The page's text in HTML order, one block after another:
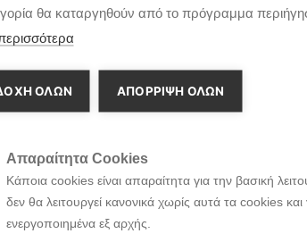
θα καταργηθούν από το πρόγραμμα
ΟΛΩΝ ΑΠΌΡΡΙΨΗ ΌΛΩΝ
Απαραίτητα Cookies
Κάποια cookies είναι απαραίτητα για την βασική
δεν θα λειτουργεί κανονικά χωρίς αυτά τα cookies και
ενεργοποιημένα εξ αρχής.